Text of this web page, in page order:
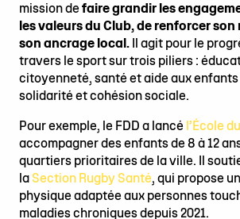
mission de faire grandir les
les valeurs du Club, de renforcer
son ancrage local. Il agit pour le
travers le sport sur trois piliers :
citoyenneté, santé et aide aux enfants
solidarité et cohésion sociale.
Pour exemple, le FDD a lancé l’École
accompagner des enfants de 8 à 12
quartiers prioritaires de la ville. Il
la Section Rugby Santé, qui propose
physique adaptée aux personnes
maladies chroniques depuis 2021.